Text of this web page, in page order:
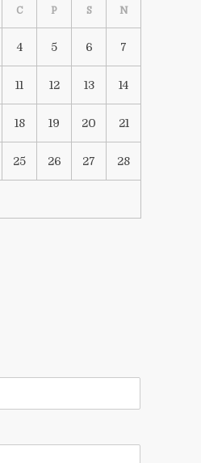
C P S N
4 5 6 7
11 12 13 14
18 19 20 21
25 26 27 28